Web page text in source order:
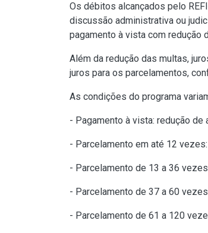
Os débitos alcançados pelo
discussão administrativa ou
pagamento à vista com redução
Além da redução das multas,
juros para os parcelamentos,
As condições do programa
- Pagamento à vista: redução de
- Parcelamento em até 12
- Parcelamento de 13 a 36
- Parcelamento de 37 a 60
- Parcelamento de 61 a 120